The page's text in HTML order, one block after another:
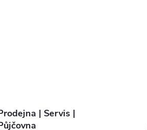
| Servis |